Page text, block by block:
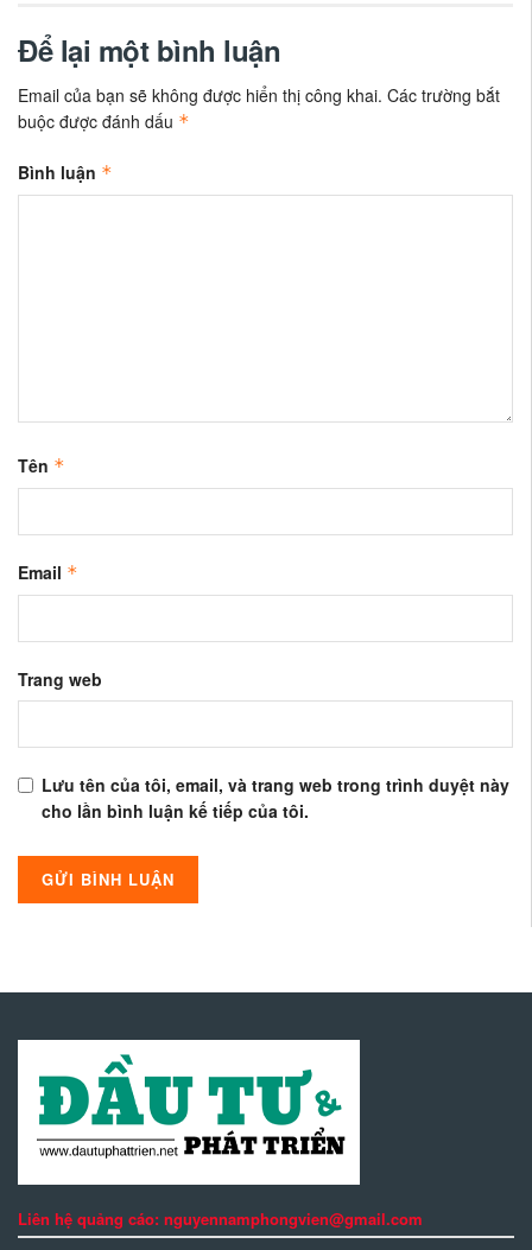
Để lại một bình luận
Email của bạn sẽ không được hiển thị công khai. Các trường bắt
buộc được đánh dấu *
Bình luận *
Tên *
Email *
Trang web
Lưu tên của tôi, email, và trang web trong trình duyệt này
cho lần bình luận kế tiếp của tôi.
Liên hệ quảng cáo: nguyennamphongvien@gmail.com